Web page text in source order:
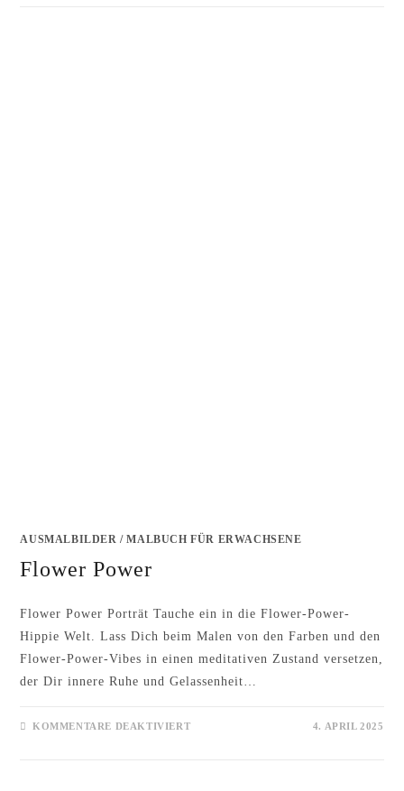
AUSMALBILDER /MALBUCH FÜR ERWACHSENE
Flower Power
Flower Power Porträt Tauche ein in die Flower-Power-
Hippie Welt. Lass Dich beim Malen von den Farben und den
Flower-Power-Vibes in einen meditativen Zustand versetzen,
der Dir innere Ruhe und Gelassenheit…
KOMMENTARE DEAKTIVIERTFÜR
4. APRIL 2025